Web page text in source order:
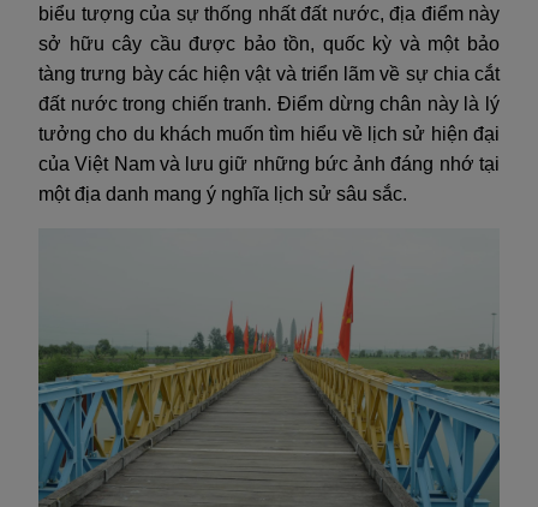
biểu tượng của sự thống nhất đất nước, địa điểm này
sở hữu cây cầu được bảo tồn, quốc kỳ và một bảo
tàng trưng bày các hiện vật và triển lãm về sự chia cắt
đất nước trong chiến tranh. Điểm dừng chân này là lý
tưởng cho du khách muốn tìm hiểu về lịch sử hiện đại
của Việt Nam và lưu giữ những bức ảnh đáng nhớ tại
một địa danh mang ý nghĩa lịch sử sâu sắc.